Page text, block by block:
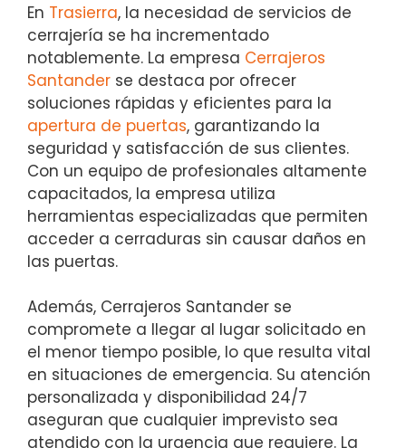
En Trasierra, la necesidad de servicios de
cerrajería se ha incrementado
notablemente. La empresa Cerrajeros
Santander se destaca por ofrecer
soluciones rápidas y eficientes para la
apertura de puertas, garantizando la
seguridad y satisfacción de sus clientes.
Con un equipo de profesionales altamente
capacitados, la empresa utiliza
herramientas especializadas que permiten
acceder a cerraduras sin causar daños en
las puertas.
Además, Cerrajeros Santander se
compromete a llegar al lugar solicitado en
el menor tiempo posible, lo que resulta vital
en situaciones de emergencia. Su atención
personalizada y disponibilidad 24/7
aseguran que cualquier imprevisto sea
atendido con la urgencia que requiere. La